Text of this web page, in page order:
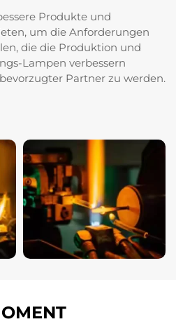
Produkte und
um die Anforderungen
die die Produktion und
Lampen verbessern
Partner zu werden.